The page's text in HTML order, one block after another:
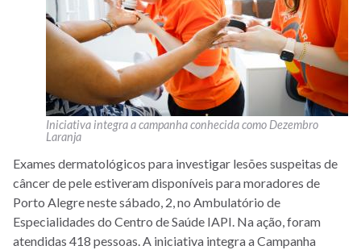
Iniciativa integra a campanha conhecida como Dezembro
Laranja
Exames dermatológicos para investigar lesões suspeitas de
câncer de pele estiveram disponíveis para moradores de
Porto Alegre neste sábado, 2, no Ambulatório de
Especialidades do Centro de Saúde IAPI. Na ação, foram
atendidas 418 pessoas. A iniciativa integra a Campanha